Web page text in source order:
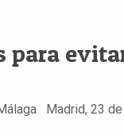
para
Madrid, 23 de